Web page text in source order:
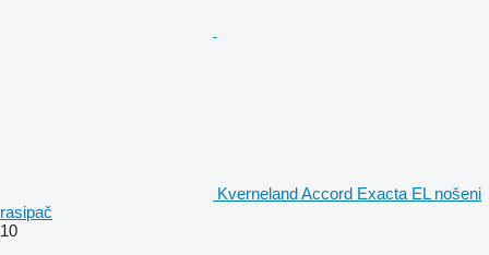
Kverneland Accord Exacta EL nošeni
rasipač
10